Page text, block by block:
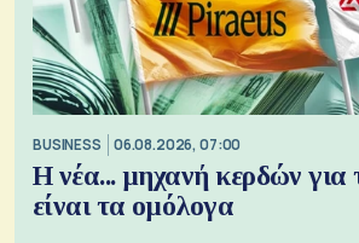
BUSINESS 06.08.2026, 07:00
Η νέα... μηχανή κερδών για
είναι τα ομόλογα